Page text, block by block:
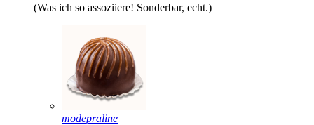
(Was ich so assoziiere! Sonderbar, echt.)
modepraline